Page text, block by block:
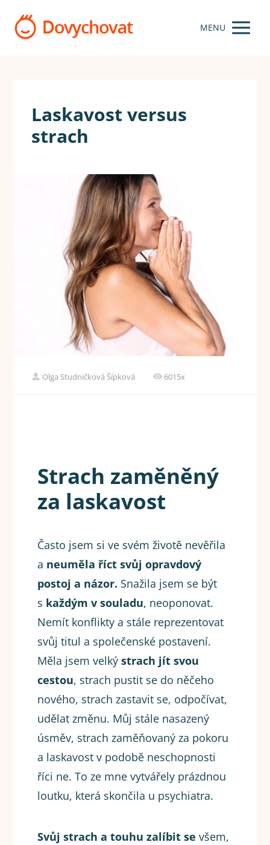
MENU
Laskavost versus
strach
Olga Studničková Šípková 6015x
Strach zaměněný
za laskavost
Často jsem si ve svém životě nevěřila
a neuměla říct svůj opravdový
postoj a názor. Snažila jsem se být
s každým v souladu, neoponovat.
Nemít konflikty a stále reprezentovat
svůj titul a společenské postavení.
Měla jsem velkýstrach jít svou
cestou, strach pustit se do něčeho
nového, strach zastavit se, odpočívat,
udělat změnu. Můj stále nasazený
úsměv, strach zaměňovaný za pokoru
a laskavost v podobě neschopnosti
říci ne. To ze mne vytvářely prázdnou
loutku, která skončila u psychiatra.
Svůj strach a touhu zalíbit se všem,